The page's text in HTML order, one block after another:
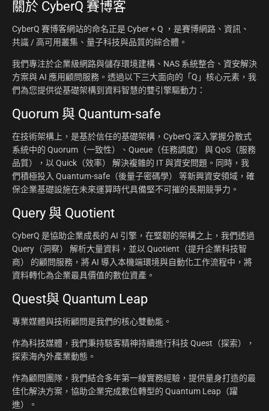
關於 CyberQ 賽博客
CyberQ 賽博客網站的命名正是 Cyber + Q ，是賽博網路、資訊、
共識 / 高可用叢集、量子科技與品質的綜合體。
我們專注於企業級網路與儲存環境建構、NAS 系統整合、資安解決
方案與 AI 應用顧問服務。透過以下三大面向的「Q」核心元素，我
們為您提供從基礎架構到資料智慧的雙引擎驅動力：
Quorum 與 Quantum-safe
在技術架構上，是基於信任的基礎架構，CyberQ 深入掌握分散式
系統中的 Quorum（一致性）、Queue（任務調度） 與 QoS（服務
品質），以 Quick（效率） 解決複雜的 IT 與資安問題。同時，我
們積極投入 Quantum-safe（後量子密碼學） 等新興資安領域，確
保企業基礎設施在未來運算時代具備堅不可摧的長期競爭力。
Query 與 Quotient
CyberQ 是協助企業成長的 AI 引擎，在堅韌的架構之上，我們透過
Query（洞察） 解析大量資料，並以 Quotient（提升企業科技智
商） 的顧問服務，將 AI 導入本機端環境與自動化工作流程中，將
資料轉化為企業最具價值的數位資產。
Quest與 Quantum Leap
專業媒體與技術顧問是我們的核心雙動能。
作為科技媒體，我們秉持駭客精神持續進行科技 Quest（探索），
探索海內外產業動態。
作為顧問團隊，我們結合多年第一線實務經驗，提供量身打造的最
佳化解決方案，協助企業完成數位轉型的 Quantum Leap（躍
進）。